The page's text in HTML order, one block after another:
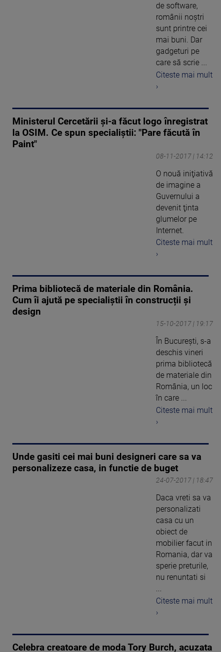
de software,
românii noștri
sunt printre cei
mai buni. Dar
gadgeturi pe
care să scrie ...
Citeste mai mult
›
Ministerul Cercetării şi-a făcut logo înregistrat
la OSIM. Ce spun specialiştii: "Pare făcută în
Paint"
08-11-2017 | 14:12
O nouă iniţiativă
de imagine a
Guvernului a
devenit ţinta
glumelor pe
Internet.
Citeste mai mult
›
Prima bibliotecă de materiale din România.
Cum îi ajută pe specialiștii în construcții și
design
15-10-2017 | 19:17
În Bucureşti, s-a
deschis vineri
prima bibliotecă
de materiale din
România, un loc
în care ...
Citeste mai mult
›
Unde gasiti cei mai buni designeri care sa va
personalizeze casa, in functie de buget
24-07-2017 | 18:47
Daca vreti sa va
personalizati
casa cu un
obiect de
mobilier facut in
Romania, dar va
sperie preturile,
nu renuntati si
...
Citeste mai mult
›
Celebra creatoare de moda Tory Burch, acuzata